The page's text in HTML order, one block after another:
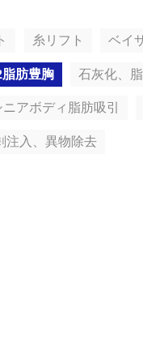
糸リフト ベイ
肪豊胸 石灰化、
ニアボディ脂肪吸引
注入、異物除去